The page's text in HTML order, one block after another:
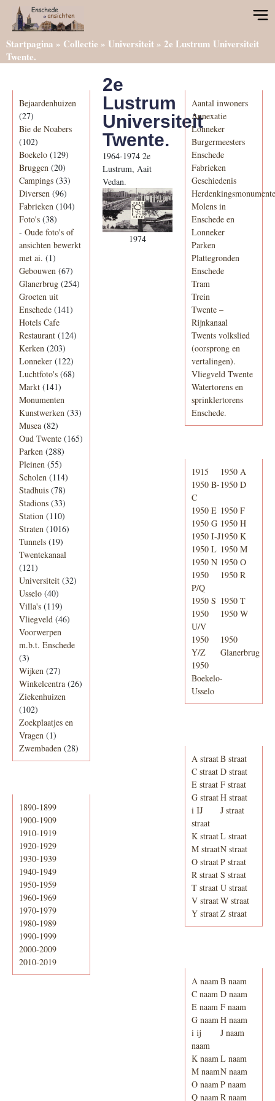
Startpagina » Collectie » Universiteit» 2e Lustrum Universiteit
Twente.
Bejaardenhuizen
(27)
Bie de Noabers
(102)
Boekelo (129)
Bruggen (20)
Campings (33)
Diversen (96)
Fabrieken (104)
Foto's (38)
- Oude foto's of
ansichten bewerkt
met ai. (1)
Gebouwen (67)
Glanerbrug (254)
Groeten uit
Enschede (141)
Hotels Cafe
Restaurant (124)
Kerken (203)
Lonneker (122)
Luchtfoto's (68)
Markt (141)
Monumenten
Kunstwerken (33)
Musea (82)
Oud Twente (165)
Parken (288)
Pleinen (55)
Scholen (114)
Stadhuis (78)
Stadions (33)
Station (110)
Straten (1016)
Tunnels (19)
Twentekanaal
(121)
Universiteit (32)
Usselo (40)
Villa's (119)
Vliegveld (46)
Voorwerpen
m.b.t. Enschede
(3)
Wijken (27)
Winkelcentra (26)
Ziekenhuizen
(102)
Zoekplaatjes en
Vragen (1)
Zwembaden (28)
1890-1899
1900-1909
1910-1919
1920-1929
1930-1939
1940-1949
1950-1959
1960-1969
1970-1979
1980-1989
1990-1999
2000-2009
2010-2019
2e
Lustrum
Universiteit
Twente.
1964-1974 2e
Lustrum, Aait
Vedan.
1974
Aantal inwoners
Annexatie
Lonneker
Burgermeesters
Enschede
Fabrieken
Geschiedenis
Molens in
Enschede en
Lonneker
Parken
Plattegronden
Enschede
Tram
Trein
Twente –
Rijnkanaal
Twents volkslied
(oorsprong en
vertalingen).
Vliegveld Twente
Watertorens en
sprinklertorens
Enschede.
1915
1950 A
1950 B-
C
1950 D
1950 E 1950 F
1950 G 1950 H
1950 I-J1950 K
1950 L 1950 M
1950 N 1950 O
1950
P/Q
1950 R
1950 S 1950 T
1950
U/V
1950 W
1950
Y/Z
1950
Glanerbrug
1950
Boekelo-
Usselo
A straatB straat
C straat D straat
E straat F straat
G straatH straat
i IJ
straat
J straat
K straatL straat
M straatN straat
O straatP straat
R straat S straat
T straat U straat
V straatW straat
Y straatZ straat
A naamB naam
C naam D naam
E naam F naam
G naamH naam
i ij
naam
J naam
K naamL naam
M naamN naam
O naamP naam
Q naamR naam